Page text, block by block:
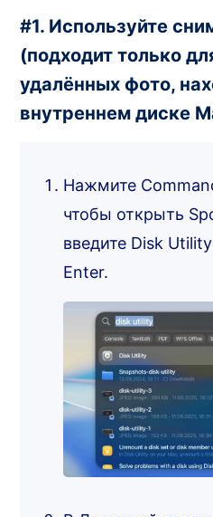
#1. Используйте
(подходит только
удалённых фото,
внутреннем диске
Нажмите
чтобы открыть
введите Disk
Enter.